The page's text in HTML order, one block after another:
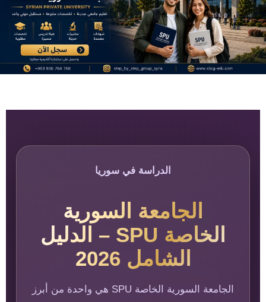
الدراسة في سوريا
الجامعة السورية
الخاصة SPU – الدليل
الشامل 2026
الجامعة السورية الخاصة SPU هي واحدة من أبرز